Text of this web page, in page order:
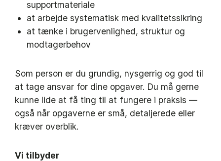
supportmateriale
at arbejde systematisk med kvalitetssikring
at tænke i brugervenlighed, struktur og
modtagerbehov
Som person er du grundig, nysgerrig og god til
at tage ansvar for dine opgaver. Du må gerne
kunne lide at få ting til at fungere i praksis —
også når opgaverne er små, detaljerede eller
kræver overblik.
Vi tilbyder